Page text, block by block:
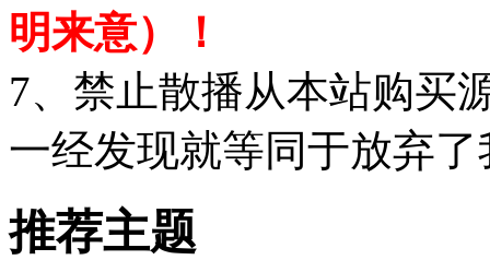
明来意）！
7、禁止散播从本站购买
一经发现就等同于放弃
推荐主题